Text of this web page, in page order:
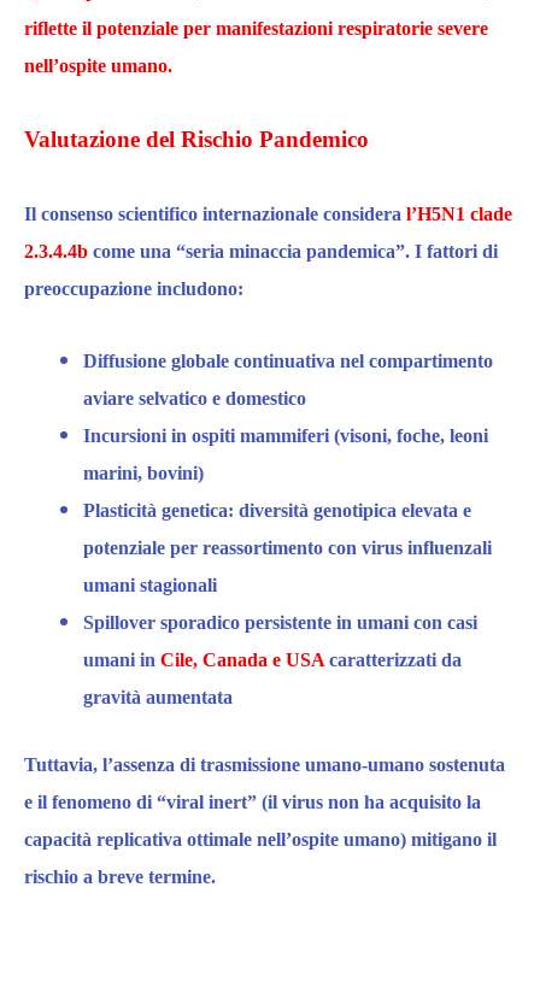
riflette il potenziale per manifestazioni respiratorie severe
nell’ospite umano.​
Valutazione del Rischio Pandemico
Il consenso scientifico internazionale considera l’H5N1 clade
2.3.4.4b come una “seria minaccia pandemica”. I fattori di
preoccupazione includono:​
Diffusione globale continuativa nel compartimento
aviare selvatico e domestico
Incursioni in ospiti mammiferi (visoni, foche, leoni
marini, bovini)
Plasticità genetica: diversità genotipica elevata e
potenziale per reassortimento con virus influenzali
umani stagionali
Spillover sporadico persistente in umani con casi
umani inCile, Canada e USAcaratterizzati da
gravità aumentata
Tuttavia, l’assenza di trasmissione umano-umano sostenuta
e il fenomeno di “viral inert” (il virus non ha acquisito la
capacità replicativa ottimale nell’ospite umano) mitigano il
rischio a breve termine.